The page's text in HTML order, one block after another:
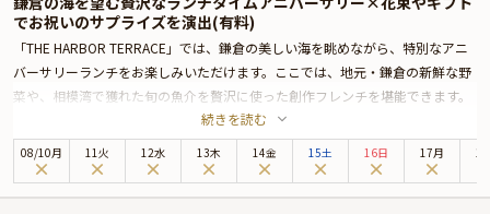
でお祝いのサプライズを演出(有料)
「THE HARBOR TERRACE」では、鎌倉の美しい海を眺めながら、特別なアニ
バーサリーランチをお楽しみいただけます。ここでは、地元・鎌倉の新鮮な野
菜や、相模湾で獲れた旬の魚介を贅沢に使った創作フレンチを堪能できます。
全6品のコース料理は、素材本来の味を引き出した繊細な一皿一皿が、日常か
ら離れた贅沢なひと時を提供します。
特に魅力的なのは、全席オーシャンビューのテーブル席から望む景色。窓の外
続きを読む
08/10月 11火 12水 13木 14金 15土 16日 17月